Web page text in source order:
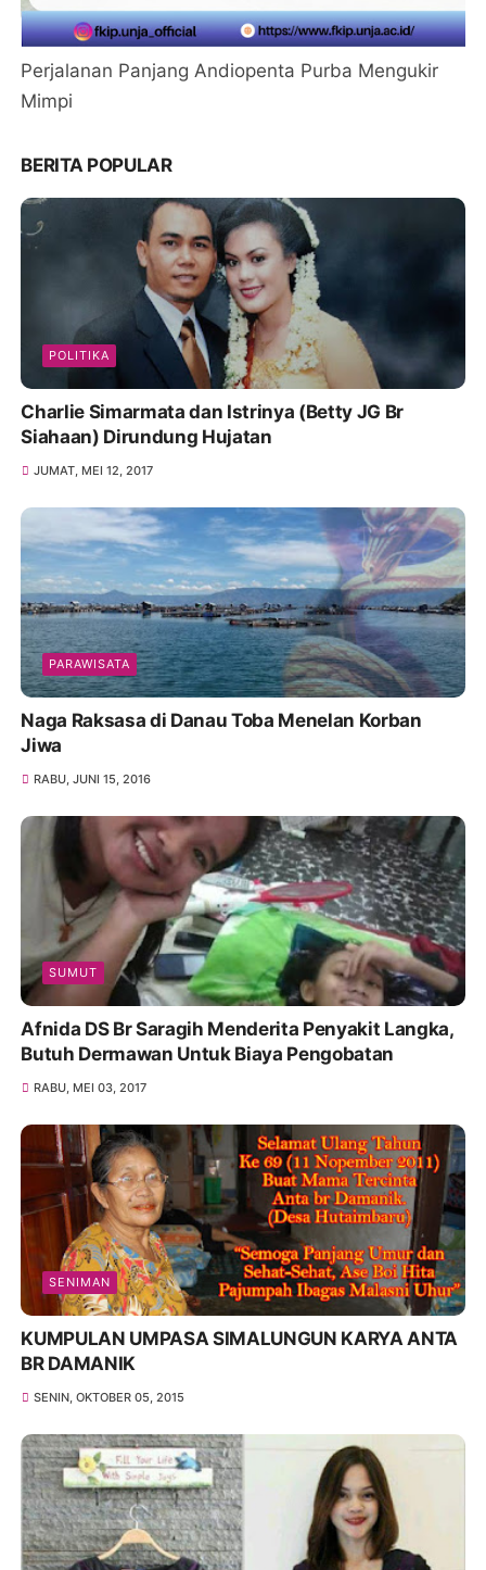
Perjalanan Panjang Andiopenta Purba Mengukir
Mimpi
BERITA POPULAR
POLITIKA
Charlie Simarmata dan Istrinya (Betty JG Br
Siahaan) Dirundung Hujatan
JUMAT, MEI 12, 2017
PARAWISATA
Naga Raksasa di Danau Toba Menelan Korban
Jiwa
RABU, JUNI 15, 2016
SUMUT
Afnida DS Br Saragih Menderita Penyakit Langka,
Butuh Dermawan Untuk Biaya Pengobatan
RABU, MEI 03, 2017
SENIMAN
KUMPULAN UMPASA SIMALUNGUN KARYA ANTA
BR DAMANIK
SENIN, OKTOBER 05, 2015